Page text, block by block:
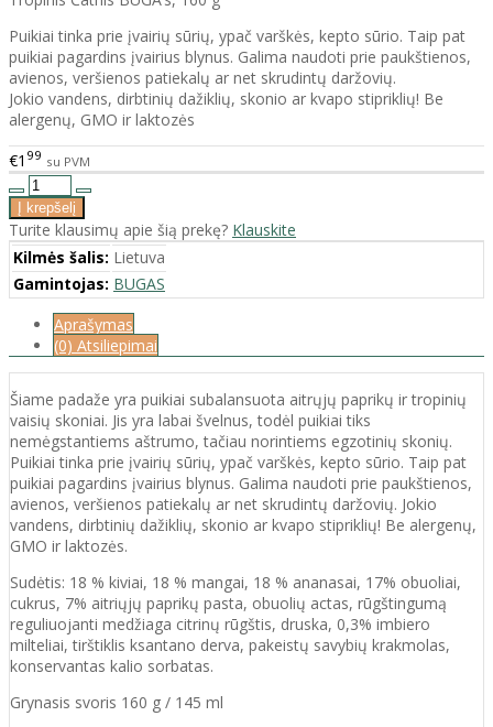
Puikiai tinka prie įvairių sūrių, ypač varškės, kepto sūrio. Taip pat
puikiai pagardins įvairius blynus. Galima naudoti prie paukštienos,
avienos, veršienos patiekalų ar net skrudintų daržovių.
Jokio vandens, dirbtinių dažiklių, skonio ar kvapo stipriklių! Be
alergenų, GMO ir laktozės
€1 99 su PVM
Turite klausimų apie šią prekę? Klauskite
Kilmės šalis: Lietuva
Gamintojas: BUGAS
Aprašymas
(0) Atsiliepimai
Šiame padaže yra puikiai subalansuota aitrųjų paprikų ir tropinių
vaisių skoniai. Jis yra labai švelnus, todėl puikiai tiks
nemėgstantiems aštrumo, tačiau norintiems egzotinių skonių.
Puikiai tinka prie įvairių sūrių, ypač varškės, kepto sūrio. Taip pat
puikiai pagardins įvairius blynus. Galima naudoti prie paukštienos,
avienos, veršienos patiekalų ar net skrudintų daržovių. Jokio
vandens, dirbtinių dažiklių, skonio ar kvapo stipriklių! Be alergenų,
GMO ir laktozės.
Sudėtis: 18 % kiviai, 18 % mangai, 18 % ananasai, 17% obuoliai,
cukrus, 7% aitriųjų paprikų pasta, obuolių actas, rūgštingumą
reguliuojanti medžiaga citrinų rūgštis, druska, 0,3% imbiero
milteliai, tirštiklis ksantano derva, pakeistų savybių krakmolas,
konservantas kalio sorbatas.
Grynasis svoris 160 g / 145 ml